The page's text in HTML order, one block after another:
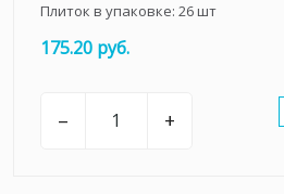
Плиток в упаковке: 26шт
175.20 руб.
– +